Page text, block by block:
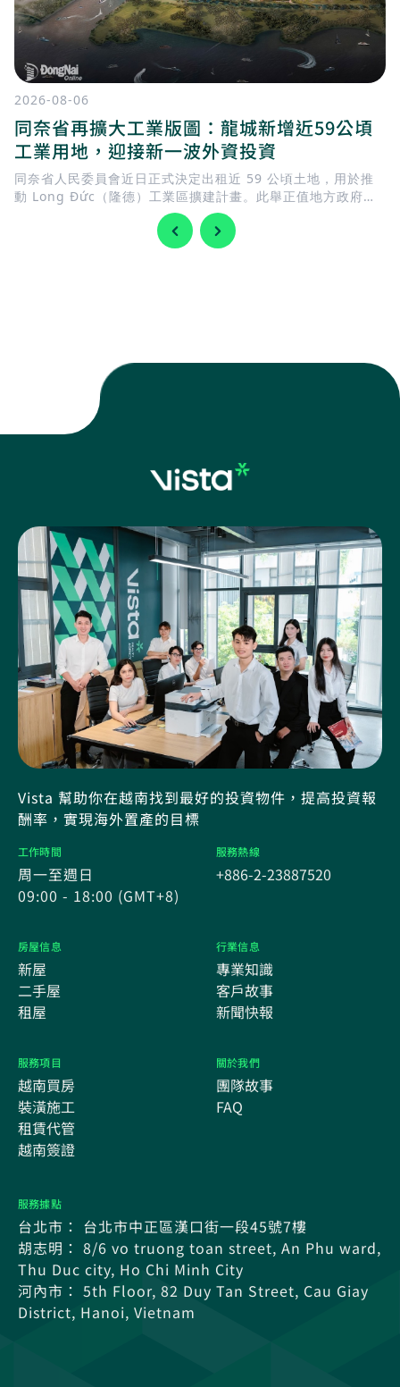
2026-08-06
同奈省再擴大工業版圖：龍城新增近59公頃
工業用地，迎接新一波外資投資
同奈省人民委員會近日正式決定出租近 59 公頃土地，用於推
動 Long Đức（隆德）工業區擴建計畫。此舉正值地方政府加
快完善基礎建設，迎接 隆城國際機場 即將投入營運，同時持續
擴充工業用地，以滿足國內外企業日益增加的投資需求。
Vista 幫助你在越南找到最好的投資物件，提高投資報
酬率，實現海外置產的目標
工作時間
周一至週日
09:00 - 18:00 (GMT+8)
服務熱線
+886-2-23887520
房屋信息
新屋
二手屋
租屋
行業信息
專業知識
客戶故事
新聞快報
服務項目
越南買房
裝潢施工
租賃代管
越南簽證
關於我們
團隊故事
FAQ
服務據點
台北市： 台北市中正區漢口街一段45號7樓
胡志明： 8/6 vo truong toan street, An Phu ward,
Thu Duc city, Ho Chi Minh City
河內市： 5th Floor, 82 Duy Tan Street, Cau Giay
District, Hanoi, Vietnam